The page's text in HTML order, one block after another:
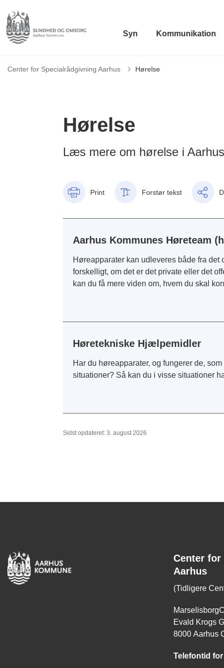
Syn Kommunikation
Center for Specialrådgivning Aarhus Hørelse
Hørelse
Læs mere om hørelse i
Print Forstør tekst
Aarhus Kommunes Høreteam
Høreapparater kan udleveres både fra
forskelligt, om det er det private eller det
kan du få mere viden om, hvem du skal
Høretekniske Hjælpemidler
Har du høreapparater, og fungerer de,
situationer? Så kan du i visse situationer
Sidst opdateret: 3. august 2026
Center
Aarhus
(Tidligere
Evald Krogs
8000 Aarhus
Telefontid for